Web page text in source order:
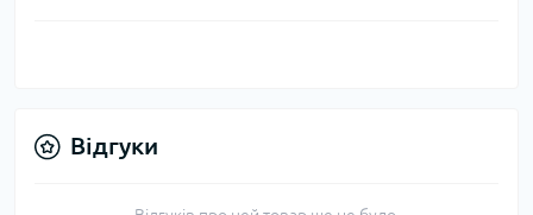
Відгуки